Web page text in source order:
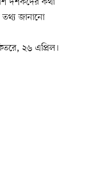
তথ্য জানানো
২৬ এপ্রিল।